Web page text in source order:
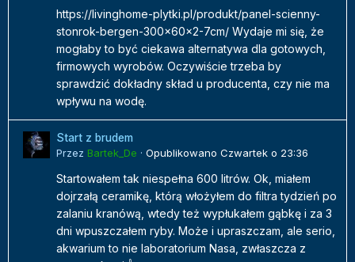
https://livinghome-plytki.pl/produkt/panel-scienny-
stonrok-bergen-300x60x2-7cm/ Wydaje mi się, że
mogłaby to być ciekawa alternatywa dla gotowych,
firmowych wyrobów. Oczywiście trzeba by
sprawdzić dokładny skład u producenta, czy nie ma
wpływu na wodę.
Start z brudem
Przez Bartek_De · Opublikowano Czwartek o 23:36
Startowałem tak niespełna 600 litrów. Ok, miałem
dojrzałą ceramikę, którą włożyłem do filtra tydzień po
zalaniu kranówą, wtedy też wypłukałem gąbkę i za 3
dni wpuszczałem ryby. Może i upraszczam, ale serio,
akwarium to nie laboratorium Nasa, zwłaszcza z